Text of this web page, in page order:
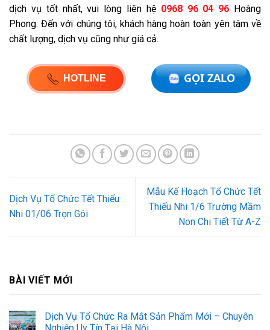
dịch vụ tốt nhất, vui lòng liên hệ 0968 96 04 96 Hoàng
Phong. Đến với chúng tôi, khách hàng hoàn toàn yên tâm về
chất lượng, dịch vụ cũng như giá cả.
HOTLINE GỌI ZALO
Dịch Vụ Tổ Chức Tết Thiếu
Nhi 01/06 Trọn Gói
Mẫu Kế Hoạch Tổ Chức Tết
Thiếu Nhi 1/6 Trường Mầm
Non Chi Tiết Từ A-Z
BÀI VIẾT MỚI
Dịch Vụ Tổ Chức Ra Mắt Sản Phẩm Mới – Chuyên
Nghiệp Uy Tín Tại Hà Nội